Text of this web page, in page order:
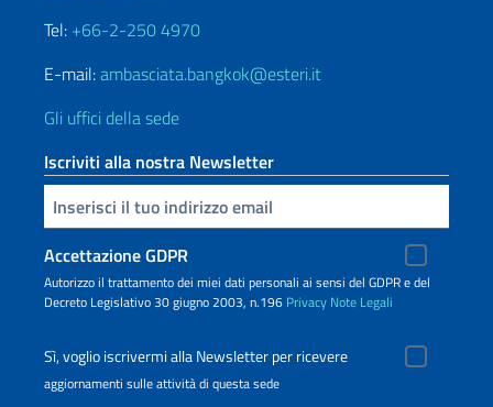
Tel: +66-2-250 4970
E-mail:ambasciata.bangkok@esteri.it
Gli uffici della sede
Iscriviti alla nostra Newsletter
Inserisci la tua email
Accettazione GDPR
Autorizzo il trattamento dei miei dati personali ai sensi del GDPR e del
Decreto Legislativo 30 giugno 2003, n.196 Privacy Note Legali
Sì, voglio iscrivermi alla Newsletter per ricevere
aggiornamenti sulle attività di questa sede